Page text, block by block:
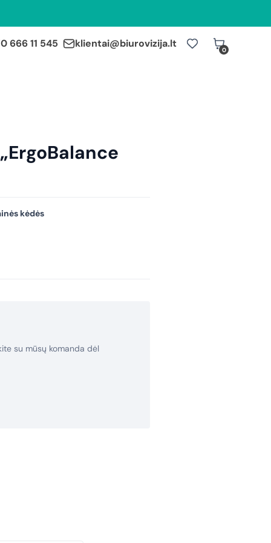
666 11 545 klientai@biurovizija.lt 0
kėdės
su mūsų komanda dėl